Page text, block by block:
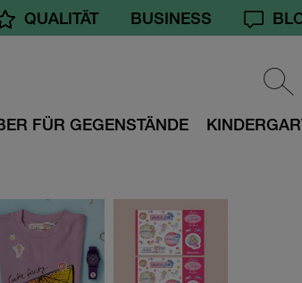
FÜR GEGENSTÄNDE
QUALITÄT BUSINESS